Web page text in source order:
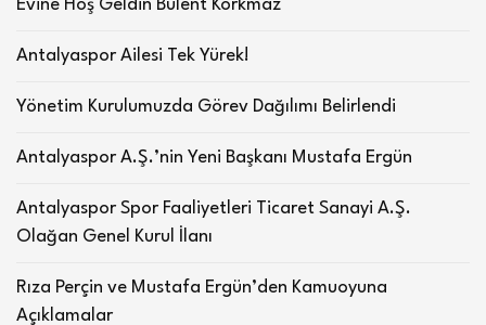
Evine Hoş Geldin Bülent Korkmaz
Antalyaspor Ailesi Tek Yürek!
Yönetim Kurulumuzda Görev Dağılımı Belirlendi
Antalyaspor A.Ş.’nin Yeni Başkanı Mustafa Ergün
Antalyaspor Spor Faaliyetleri Ticaret Sanayi A.Ş.
Olağan Genel Kurul İlanı
Rıza Perçin ve Mustafa Ergün’den Kamuoyuna
Açıklamalar